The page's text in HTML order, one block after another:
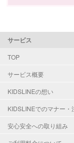
サービス
TOP
サービス概要
KIDSLINEの想い
KIDSLINEでのマナー・
安心安全への取り組み